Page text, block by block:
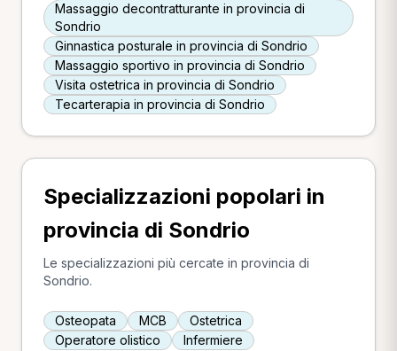
Massaggio decontratturante in provincia di
Sondrio
Ginnastica posturale in provincia di Sondrio
Massaggio sportivo in provincia di Sondrio
Visita ostetrica in provincia di Sondrio
Tecarterapia in provincia di Sondrio
Specializzazioni popolari in
provincia di Sondrio
Le specializzazioni più cercate in provincia di
Sondrio.
Osteopata MCB
Ostetrica
Operatore olistico
Infermiere